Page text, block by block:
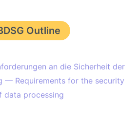
Outline
an die Sicherheit der
— Requirements for the security
data processing